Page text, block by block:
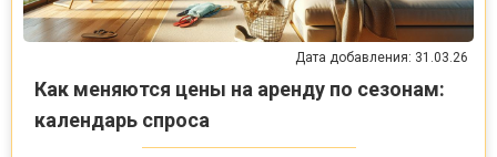
Дата добавления: 31.03.26
Как меняются цены на аренду по сезонам:
календарь спроса